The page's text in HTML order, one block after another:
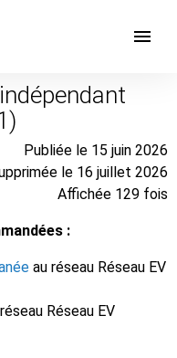
Publiée le 15 juin 2026
le 16 juillet 2026
Affichée 129 fois
:
au réseau Réseau EV
Réseau EV